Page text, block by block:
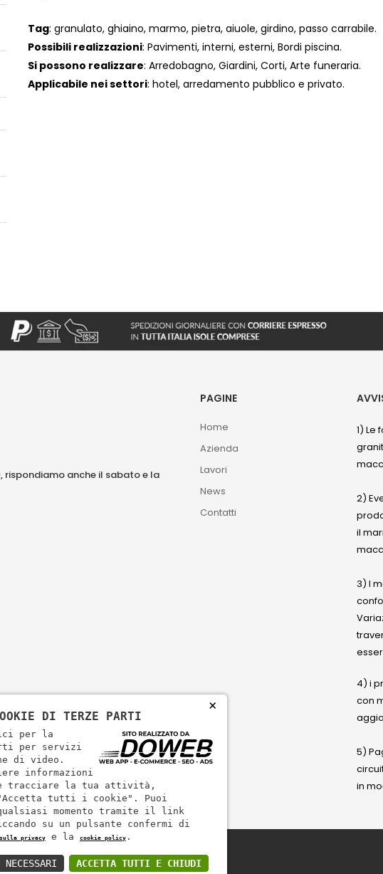
Tag: granulato, ghiaino, marmo, pietra, aiuole, girdino, passo carrabile.
Possibili realizzazioni: Pavimenti, interni, esterni, Bordi piscina.
Si possono realizzare: Arredobagno, Giardini, Corti, Arte funeraria.
Applicabile nei settori: hotel, arredamento pubblico e privato.
rispondiamo anche il sabato e la
PAGINE
Home
Azienda
Lavori
News
Contatti
1) Le
2)
il
3) I
4) i
con
5)
in
×
DI TERZE PARTI
per la
per servizi
di video.
informazioni
tracciare la tua attività,
tutti i cookie". Puoi
momento tramite il link
su un pulsante confermi di
privacy e la cookie policy .
ACCETTA TUTTI E CHIUDI
NECESSARI